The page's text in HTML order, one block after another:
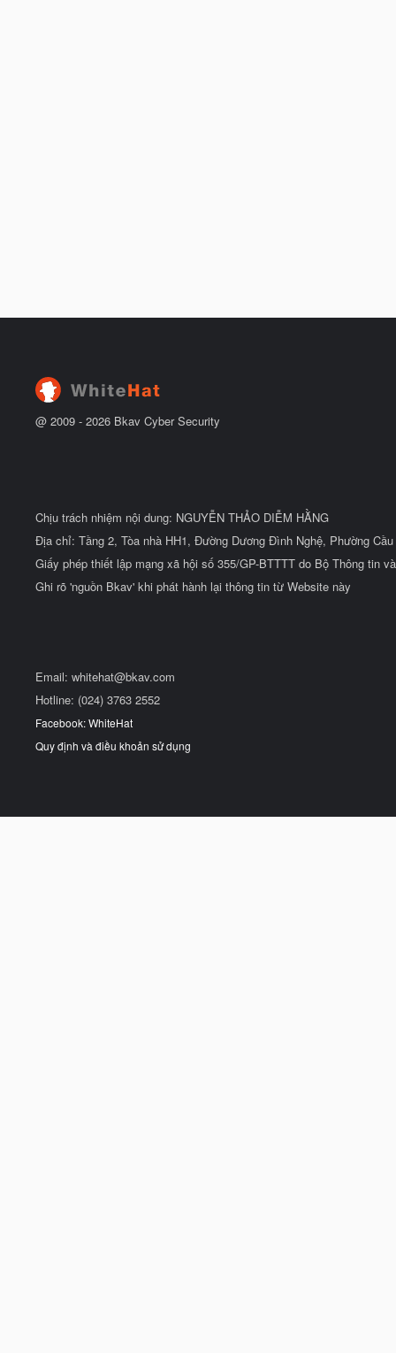
@ 2009 - 2026 Bkav Cyber Security
Chịu trách nhiệm nội dung: NGUYỄN THẢO DIỄM HẰNG
Địa chỉ: Tầng 2, Tòa nhà HH1, Đường Dương Đình Nghệ, Phường
Giấy phép thiết lập mạng xã hội số 355/GP-BTTTT do Bộ Thông tin
Ghi rõ 'nguồn Bkav' khi phát hành lại thông tin từ Website này
Email: whitehat@bkav.com
Hotline: (024) 3763 2552
Facebook: WhiteHat
Quy định và điều khoản sử dụng